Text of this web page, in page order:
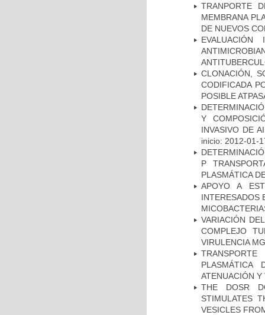
TRANPORTE
MEMBRANA
DE NUEVOS
CLONACIÓN,
CODIFICADA
POSIBLE
Y
INVASIVO DE
inicio: 2012-01-
P
PLASMÁTICA
APOYO A
INTERESADOS
VARIACIÓN
COMPLEJO
VIRULENCIA
PLASMÁTICA
ATENUACIÓN Y
THE DOSR
STIMULATES
VESICLES